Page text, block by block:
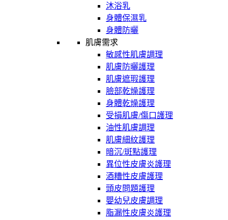
沐浴乳
身體保濕乳
身體防曬
肌膚需求
敏感性肌膚調理
肌膚防曬護理
肌膚遮瑕護理
臉部乾燥護理
身體乾燥護理
受損肌膚/傷口護理
油性肌膚調理
肌膚細紋護理
暗沉/斑點護理
異位性皮膚炎護理
酒糟性皮膚護理
頭皮問題護理
嬰幼兒皮膚調理
脂漏性皮膚炎護理